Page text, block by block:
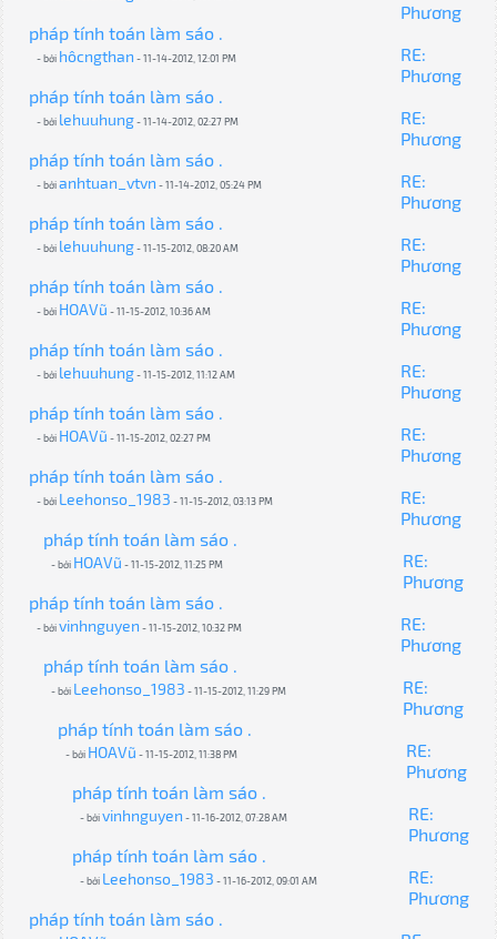
Phương
pháp tính toán làm sáo .
- bởi hôcngthan - 11-14-2012, 12:01 PM
RE:
Phương
pháp tính toán làm sáo .
- bởi lehuuhung- 11-14-2012, 02:27 PM
RE:
Phương
pháp tính toán làm sáo .
- bởianhtuan_vtvn - 11-14-2012, 05:24 PM
RE:
Phương
pháp tính toán làm sáo .
- bởi lehuuhung- 11-15-2012, 08:20 AM
RE:
Phương
pháp tính toán làm sáo .
- bởi HOAVũ - 11-15-2012, 10:36 AM
RE:
Phương
pháp tính toán làm sáo .
- bởi lehuuhung- 11-15-2012, 11:12 AM
RE:
Phương
pháp tính toán làm sáo .
- bởi HOAVũ - 11-15-2012, 02:27 PM
RE:
Phương
pháp tính toán làm sáo .
- bởi Leehonso_1983 - 11-15-2012, 03:13 PM
RE:
Phương
pháp tính toán làm sáo .
- bởi HOAVũ - 11-15-2012, 11:25 PM
RE:
Phương
pháp tính toán làm sáo .
- bởivinhnguyen - 11-15-2012, 10:32 PM
RE:
Phương
pháp tính toán làm sáo .
- bởi Leehonso_1983 - 11-15-2012, 11:29 PM
RE:
Phương
pháp tính toán làm sáo .
- bởi HOAVũ - 11-15-2012, 11:38 PM
RE:
Phương
pháp tính toán làm sáo .
- bởivinhnguyen - 11-16-2012, 07:28 AM
RE:
Phương
pháp tính toán làm sáo .
- bởi Leehonso_1983 - 11-16-2012, 09:01 AM
RE:
Phương
pháp tính toán làm sáo .